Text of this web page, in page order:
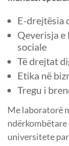
E-drejtësia
Qeverisja e
sociale
Të drejtat
Etika në
Tregu i
Me laboratorë
universitete